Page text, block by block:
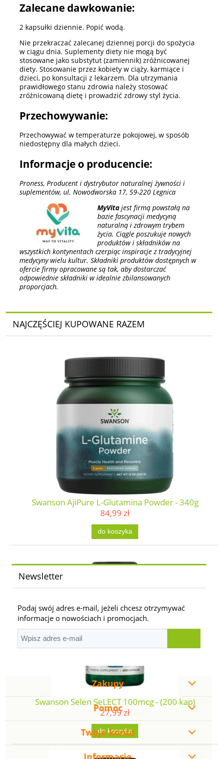
Zalecane dawkowanie:
2 kapsułki dziennie. Popić wodą.
Nie przekraczać zalecanej dziennej porcji do spożycia
w ciągu dnia. Suplementy diety nie mogą być
stosowane jako substytut (zamiennik) zróżnicowanej
diety. Stosowanie przez kobiety w ciąży, karmiące i
dzieci, po konsultacji z lekarzem. Dla utrzymania
prawidłowego stanu zdrowia należy stosować
zróżnicowaną dietę i prowadzić zdrowy styl życia.
Przechowywanie:
Przechowywać w temperaturze pokojowej, w sposób
niedostępny dla małych dzieci.
Informacje o producencie:
Proness, Producent i dystrybutor naturalnej żywności i
suplementów, ul. Nowodworska 17, 59-220 Legnica
MyVita jest firmą powstałą na
bazie fascynacji medycyną
naturalną i zdrowym trybem
życia. Ciągle poszukuje nowych
produktów i składników na
wszystkich kontynentach czerpiąc inspiracje z tradycyjnej
medycyny wielu kultur. Składniki produktów dostępnych w
ofercie firmy opracowane są tak, aby dostarczać
odpowiednie składniki w idealnie zbilansowanych
proporcjach.
NAJCZĘŚCIEJ KUPOWANE RAZEM
Swanson AjiPure L-Glutamina Powder - 340g
84,99 zł
do koszyka
Swanson Selen SeLECT 100mcg - (200 kap)
27,99 zł
do koszyka
Newsletter
Podaj swój adres e-mail, jeżeli chcesz otrzymywać
informacje o nowościach i promocjach.
Zakupy
Pomoc
Twoje konto